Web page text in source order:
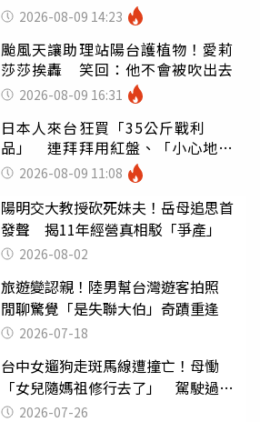
店家看笑話
2026-08-09 14:23
颱風天讓助理站陽台護植物！愛莉
莎莎挨轟 笑回：他不會被吹出去
2026-08-09 16:31
日本人來台狂買「35公斤戰利
品」 連拜拜用紅盤、「小心地
滑」告示牌也帶回家
2026-08-09 11:08
陽明交大教授砍死妹夫！岳母追思首
發聲 揭11年經營真相駁「爭產」
2026-08-02
旅遊變認親！陸男幫台灣遊客拍照
閒聊驚覺「是失聯大伯」奇蹟重逢
2026-07-18
台中女遛狗走斑馬線遭撞亡！母慟
「女兒隨媽祖修行去了」 駕駛過失
致死判9月
2026-07-26